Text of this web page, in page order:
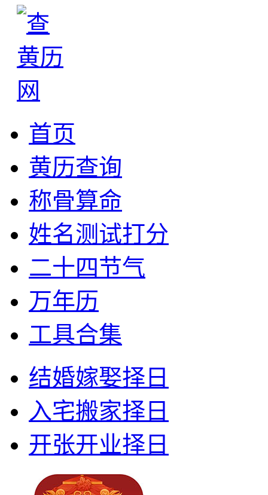
首页
黄历查询
称骨算命
姓名测试打分
二十四节气
万年历
工具合集
结婚嫁娶择日
入宅搬家择日
开张开业择日